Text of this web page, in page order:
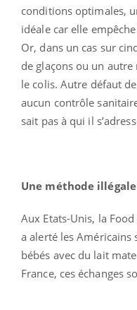
conditions optimales,
idéale car elle
Or, dans un cas sur
de glaçons ou un
le colis. Autre défaut
aucun contrôle
sait pas à qui il
Une méthode
Aux Etats-Unis, la
a alerté les
bébés avec du lait
France, ces échanges